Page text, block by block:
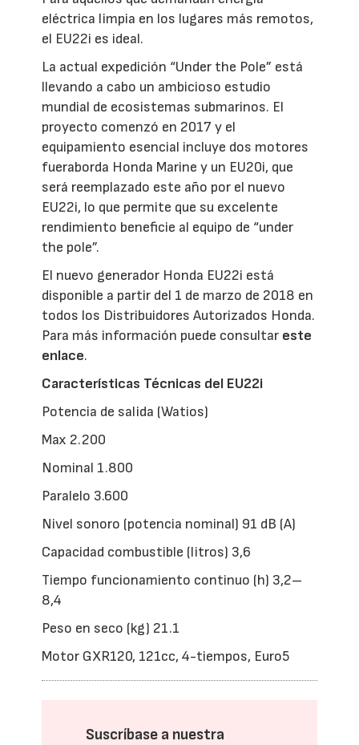
eléctrica limpia en los lugares más remotos,
el EU22i es ideal.
La actual expedición “Under the Pole” está
llevando a cabo un ambicioso estudio
mundial de ecosistemas submarinos. El
proyecto comenzó en 2017 y el
equipamiento esencial incluye dos motores
fueraborda Honda Marine y un EU20i, que
será reemplazado este año por el nuevo
EU22i, lo que permite que su excelente
rendimiento beneficie al equipo de “under
the pole”.
El nuevo generador Honda EU22i está
disponible a partir del 1 de marzo de 2018 en
todos los Distribuidores Autorizados Honda.
Para más información puede consultar este
enlace.
Características Técnicas del EU22i
Potencia de salida (Watios)
Max 2.200
Nominal 1.800
Paralelo 3.600
Nivel sonoro (potencia nominal) 91 dB (A)
Capacidad combustible (litros) 3,6
Tiempo funcionamiento continuo (h) 3,2–
8,4
Peso en seco (kg) 21.1
Motor GXR120, 121cc, 4-tiempos, Euro5
Suscríbase a nuestra